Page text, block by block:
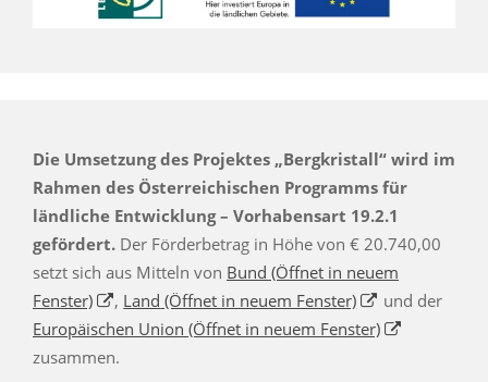
Die Umsetzung des Projektes „Bergkristall“ wird im
Rahmen des Österreichischen Programms für
ländliche Entwicklung – Vorhabensart 19.2.1
gefördert. Der Förderbetrag in Höhe von € 20.740,00
setzt sich aus Mitteln von Bund (Öffnet in neuem
Fenster)
, Land (Öffnet in neuem Fenster)
und der
Europäischen Union (Öffnet in neuem Fenster)
zusammen.